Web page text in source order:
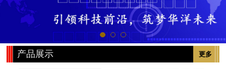
解决方案
OEM服务
工程案例
更多
产品展示